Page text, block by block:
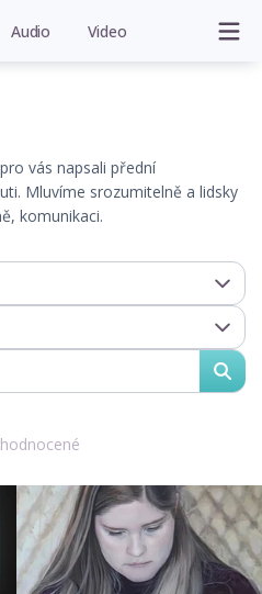
Audio Video
vás napsali přední
Mluvíme srozumitelně a lidsky
komunikaci.